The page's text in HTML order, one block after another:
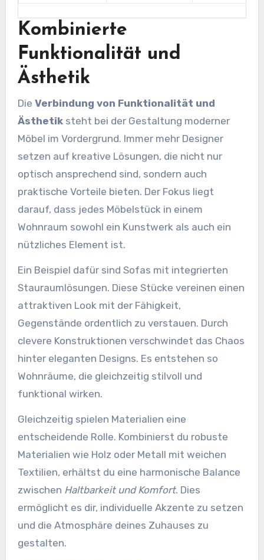
Kombinierte
Funktionalität und
Ästhetik
Die Verbindung von Funktionalität und
Ästhetiksteht bei der Gestaltung moderner
Möbel im Vordergrund. Immer mehr Designer
setzen auf kreative Lösungen, die nicht nur
optisch ansprechend sind, sondern auch
praktische Vorteile bieten. Der Fokus liegt
darauf, dass jedes Möbelstück in einem
Wohnraum sowohl ein Kunstwerk als auch ein
nützliches Element ist.
Ein Beispiel dafür sind Sofas mit integrierten
Stauraumlösungen. Diese Stücke vereinen einen
attraktiven Look mit der Fähigkeit,
Gegenstände ordentlich zu verstauen. Durch
clevere Konstruktionen verschwindet das Chaos
hinter eleganten Designs. Es entstehen so
Wohnräume, die gleichzeitig stilvoll und
funktional wirken.
Gleichzeitig spielen Materialien eine
entscheidende Rolle. Kombinierst du robuste
Materialien wie Holz oder Metall mit weichen
Textilien, erhältst du eine harmonische Balance
zwischen Haltbarkeit und Komfort. Dies
ermöglicht es dir, individuelle Akzente zu setzen
und die Atmosphäre deines Zuhauses zu
gestalten.